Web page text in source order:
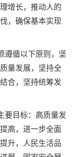
增长，推动人的
，确保基本实现
遵循以下原则，坚
量发展，坚持全
合，坚持统筹发
要目标：高质量发
高，进一步全面
升，人民生活品